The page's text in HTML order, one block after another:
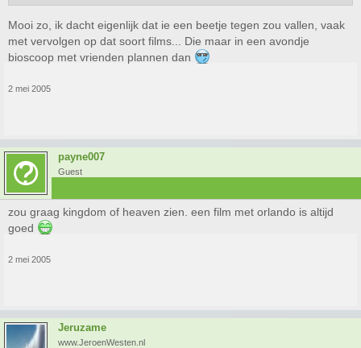
Mooi zo, ik dacht eigenlijk dat ie een beetje tegen zou vallen, vaak
met vervolgen op dat soort films... Die maar in een avondje
bioscoop met vrienden plannen dan
2 mei 2005
payne007
Guest
zou graag kingdom of heaven zien. een film met orlando is altijd
goed
2 mei 2005
Jeruzame
www.JeroenWesten.nl